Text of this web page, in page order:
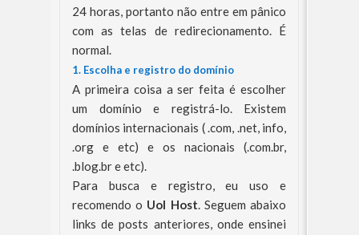
24 horas, portanto não entre em pânico
com as telas de redirecionamento. É
normal.
1. Escolha e registro do domínio
A primeira coisa a ser feita é escolher
um domínio e registrá-lo. Existem
domínios internacionais ( .com, .net, info,
.org e etc) e os nacionais (.com.br,
.blog.br e etc).
Para busca e registro, eu uso e
recomendo o Uol Host. Seguem abaixo
links de posts anteriores, onde ensinei